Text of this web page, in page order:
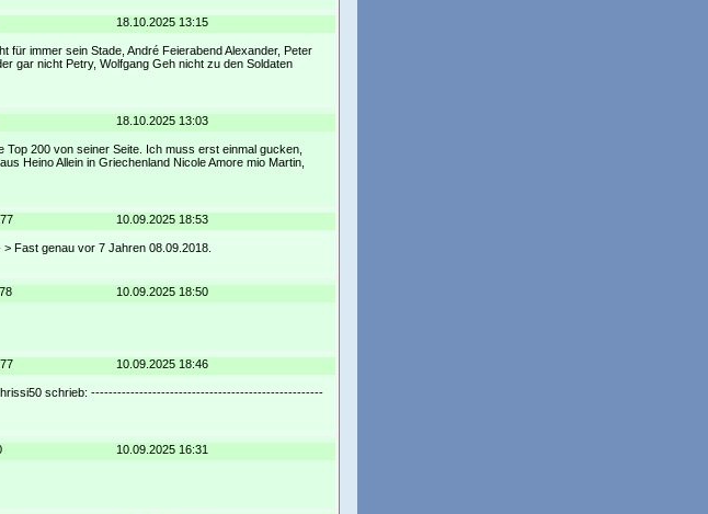
18.10.2025 13:15
für immer sein Stade, André Feierabend Alexander, Peter
gar nicht Petry, Wolfgang Geh nicht zu den Soldaten
18.10.2025 13:03
200 von seiner Seite. Ich muss erst einmal gucken,
Heino Allein in Griechenland Nicole Amore mio Martin,
10.09.2025 18:53
Fast genau vor 7 Jahren 08.09.2018.
10.09.2025 18:50
10.09.2025 18:46
schrieb: -----------------------------------------------------
10.09.2025 16:31